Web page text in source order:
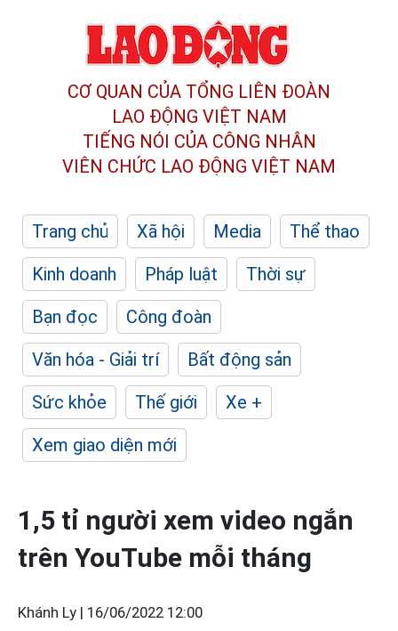
CƠ QUAN CỦA TỔNG LIÊN ĐOÀN
LAO ĐỘNG VIỆT NAM
TIẾNG NÓI CỦA CÔNG NHÂN
VIÊN CHỨC LAO ĐỘNG VIỆT NAM
Trang chủ Xã hội Media
Thể thao
Kinh doanh
Pháp luật
Thời sự
Bạn đọc
Công đoàn
Văn hóa - Giải trí
Bất động sản
Sức khỏe
Thế giới
Xe +
Xem giao diện mới
1,5 tỉ người xem video ngắn
trên YouTube mỗi tháng
Khánh Ly | 16/06/2022 12:00